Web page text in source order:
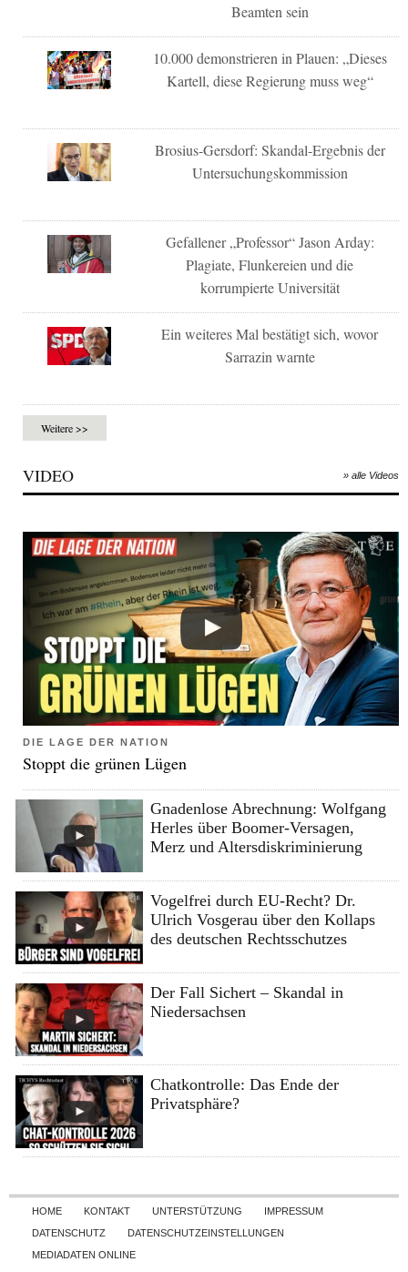
Beamten sein
10.000 demonstrieren in Plauen: „Dieses
Kartell, diese Regierung muss weg“
Brosius-Gersdorf: Skandal-Ergebnis der
Untersuchungskommission
Gefallener „Professor“ Jason Arday:
Plagiate, Flunkereien und die
korrumpierte Universität
Ein weiteres Mal bestätigt sich, wovor
Sarrazin warnte
Weitere >>
VIDEO » alle Videos
DIE LAGE DER NATION
Stoppt die grünen Lügen
Gnadenlose Abrechnung: Wolfgang
Herles über Boomer-Versagen,
Merz und Altersdiskriminierung
Vogelfrei durch EU-Recht? Dr.
Ulrich Vosgerau über den Kollaps
des deutschen Rechtsschutzes
Der Fall Sichert – Skandal in
Niedersachsen
Chatkontrolle: Das Ende der
Privatsphäre?
Skip to content
HOME KONTAKT UNTERSTÜTZUNG
IMPRESSUM
DATENSCHUTZ
DATENSCHUTZEINSTELLUNGEN
MEDIADATEN ONLINE